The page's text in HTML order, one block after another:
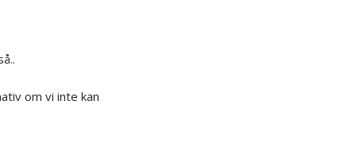
om vi inte kan